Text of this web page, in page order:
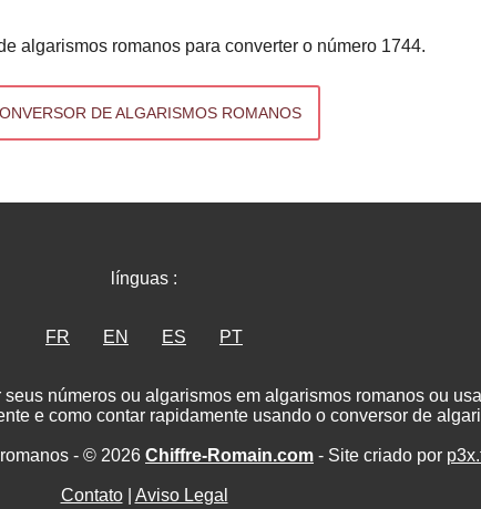
algarismos romanos para converter o número 1744.
DE ALGARISMOS ROMANOS
línguas :
FR EN ES PT
números ou algarismos em algarismos romanos ou
e como contar rapidamente usando o conversor de
- © 2026 Chiffre-Romain.com - Site criado por
Contato| Aviso Legal